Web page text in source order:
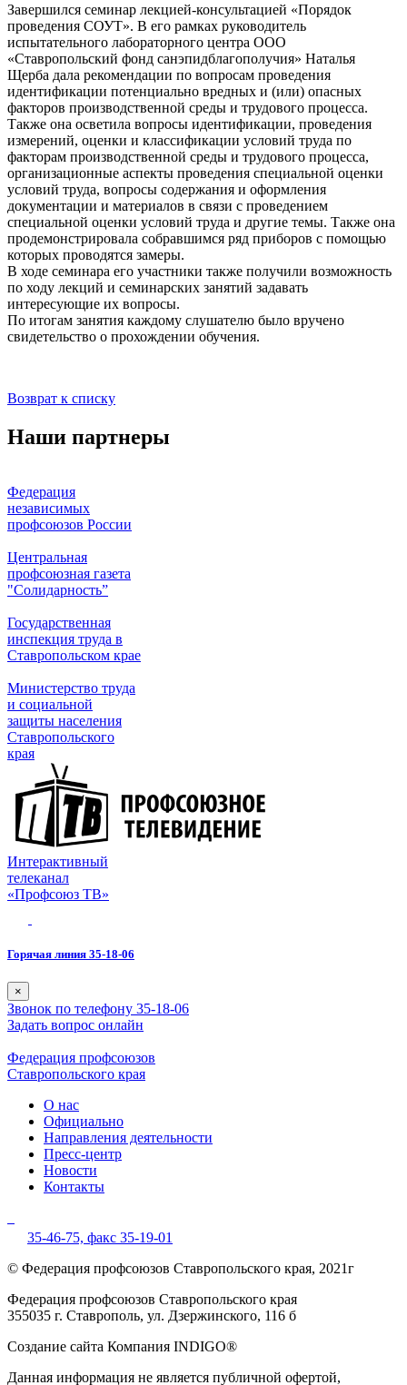
Завершился семинар лекцией-консультацией «Порядок
проведения СОУТ». В его рамках руководитель
испытательного лабораторного центра ООО
«Ставропольский фонд санэпидблагополучия» Наталья
Щерба дала рекомендации по вопросам проведения
идентификации потенциально вредных и (или) опасных
факторов производственной среды и трудового процесса.
Также она осветила вопросы идентификации, проведения
измерений, оценки и классификации условий труда по
факторам производственной среды и трудового процесса,
организационные аспекты проведения специальной оценки
условий труда, вопросы содержания и оформления
документации и материалов в связи с проведением
специальной оценки условий труда и другие темы. Также она
продемонстрировала собравшимся ряд приборов с помощью
которых проводятся замеры.
В ходе семинара его участники также получили возможность
по ходу лекций и семинарских занятий задавать
интересующие их вопросы.
По итогам занятия каждому слушателю было вручено
свидетельство о прохождении обучения.
Возврат к списку
Наши партнеры
Федерация
независимых
профсоюзов России
Центральная
профсоюзная газета
"Солидарность”
Государственная
инспекция труда в
Ставропольском крае
Министерство труда
и социальной
защиты населения
Ставропольского
края
Интерактивный
телеканал
«Профсоюз ТВ»
Горячая линия 35-18-06
×
Звонок по телефону 35-18-06
Задать вопрос онлайн
Федерация профсоюзов
Ставропольского края
О нас
Официально
Направления деятельности
Пресс-центр
Новости
Контакты
35-46-75, факс 35-19-01
© Федерация профсоюзов Ставропольского края, 2021г
Федерация профсоюзов Ставропольского края
355035 г. Ставрополь, ул. Дзержинского, 116 б
Создание сайта Компания INDIGO®
Данная информация не является публичной офертой,